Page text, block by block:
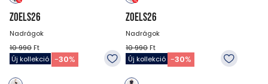
ZOELS26
Nadrágok
10 990 Ft
7 690Ft -30%
ZOELS26
Nadrágok
10 990Ft
7 690Ft -30%
Új kollekció Új kollekció